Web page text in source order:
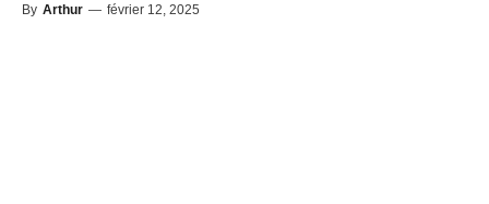
By Arthur — février 12, 2025